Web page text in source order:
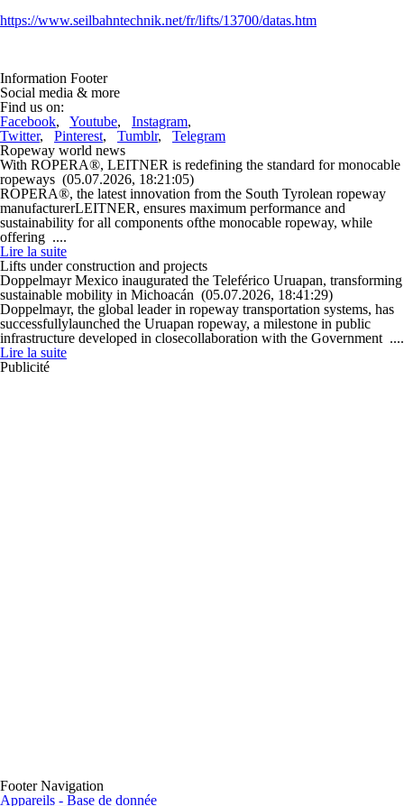
https://www.seilbahntechnik.net/fr/lifts/13700/datas.htm
Information Footer
Social media & more
Find us on:
Facebook, Youtube, Instagram,
Twitter, Pinterest, Tumblr, Telegram
Ropeway world news
With ROPERA®, LEITNER is redefining the standard for monocable
ropeways (05.07.2026, 18:21:05)
ROPERA®, the latest innovation from the South Tyrolean ropeway
manufacturerLEITNER, ensures maximum performance and
sustainability for all components ofthe monocable ropeway, while
offering ....
Lire la suite
Lifts under construction and projects
Doppelmayr Mexico inaugurated the Teleférico Uruapan, transforming
sustainable mobility in Michoacán (05.07.2026, 18:41:29)
Doppelmayr, the global leader in ropeway transportation systems, has
successfullylaunched the Uruapan ropeway, a milestone in public
infrastructure developed in closecollaboration with the Government ....
Lire la suite
Publicité
Footer Navigation
Appareils - Base de donnée